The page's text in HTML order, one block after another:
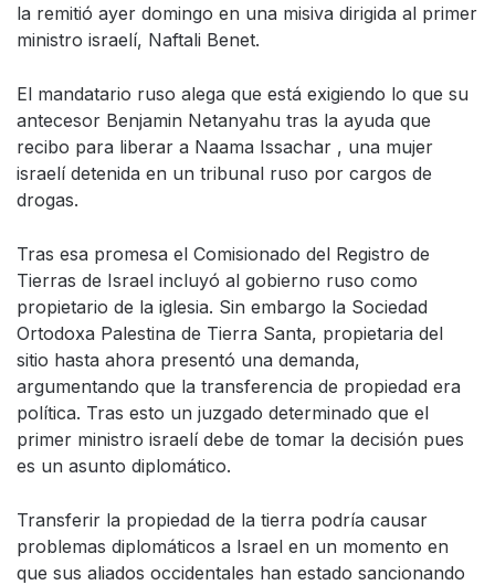
la remitió ayer domingo en una misiva dirigida al primer
ministro israelí, Naftali Benet.
El mandatario ruso alega que está exigiendo lo que su
antecesor Benjamin Netanyahu tras la ayuda que
recibo para liberar a Naama Issachar , una mujer
israelí detenida en un tribunal ruso por cargos de
drogas.
Tras esa promesa el Comisionado del Registro de
Tierras de Israel incluyó al gobierno ruso como
propietario de la iglesia. Sin embargo la Sociedad
Ortodoxa Palestina de Tierra Santa, propietaria del
sitio hasta ahora presentó una demanda,
argumentando que la transferencia de propiedad era
política. Tras esto un juzgado determinado que el
primer ministro israelí debe de tomar la decisión pues
es un asunto diplomático.
Transferir la propiedad de la tierra podría causar
problemas diplomáticos a Israel en un momento en
que sus aliados occidentales han estado sancionando